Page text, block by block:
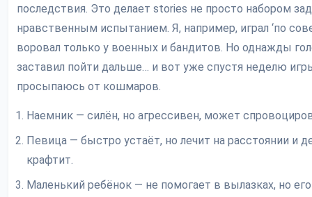
последствия. Это делает stories не просто набором
нравственным испытанием. Я, например, играл ‘по
воровал только у военных и бандитов. Но однажды
заставил пойти дальше… и вот уже спустя неделю
просыпаюсь от кошмаров.
Наемник — силён, но агрессивен, может
Певица — быстро устаёт, но лечит на расстоянии и
крафтит.
Маленький ребёнок — не помогает в вылазках, но